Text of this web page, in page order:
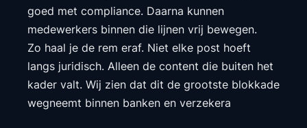
goed met compliance. Daarna kunnen
medewerkers binnen die lijnen vrij bewegen.
Zo haal je de rem eraf. Niet elke post hoeft
langs juridisch. Alleen de content die buiten het
kader valt. Wij zien dat dit de grootste blokkade
wegneemt binnen banken en verzekera